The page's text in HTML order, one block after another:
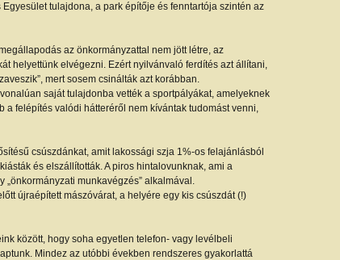
tulajdona, a park építője és fenntartója szintén az
az önkormányzattal nem jött létre, az
helyettünk elvégezni. Ezért nyilvánvaló ferdítés azt állítani,
mert sosem csinálták azt korábban.
saját tulajdonba vették a sportpályákat, amelyeknek
a felépítés valódi hátteréről nem kívántak tudomást venni,
csúszdánkat, amit lakossági szja 1%-os felajánlásból
és elszállították. A piros hintalovunknak, ami a
„önkormányzati munkavégzés” alkalmával.
újraépített mászóvárat, a helyére egy kis csúszdát (!)
között, hogy soha egyetlen telefon- vagy levélbeli
Mindez az utóbbi években rendszeres gyakorlattá